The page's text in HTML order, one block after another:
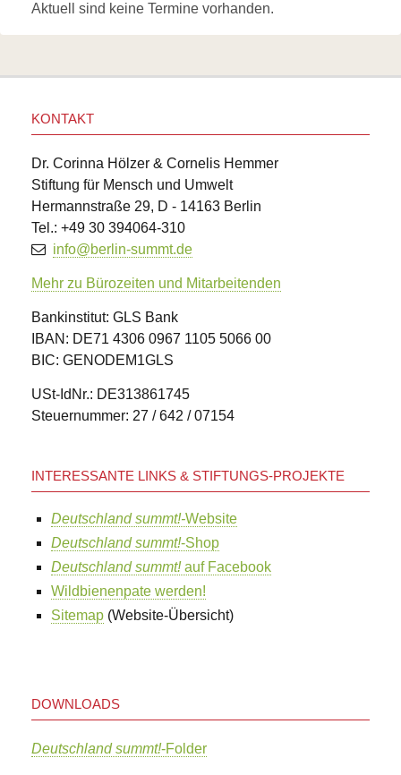
Aktuell sind keine Termine vorhanden.
KONTAKT
Dr. Corinna Hölzer & Cornelis Hemmer
Stiftung für Mensch und Umwelt
Hermannstraße 29, D - 14163 Berlin
Tel.: +49 30 394064-310
info@berlin-summt.de
Mehr zu Bürozeiten und Mitarbeitenden
Bankinstitut: GLS Bank
IBAN: DE71 4306 0967 1105 5066 00
BIC: GENODEM1GLS
USt-IdNr.: DE313861745
Steuernummer: 27 / 642 / 07154
INTERESSANTE LINKS & STIFTUNGS-PROJEKTE
Deutschland summt!-Website
Deutschland summt!-Shop
Deutschland summt!auf Facebook
Wildbienenpate werden!
Sitemap (Website-Übersicht)
DOWNLOADS
Deutschland summt!-Folder